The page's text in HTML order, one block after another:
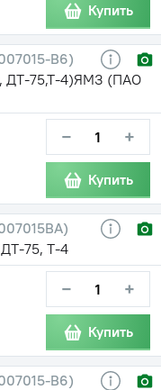
Купить
В6)
ДТ-75,Т-4)ЯМЗ (ПАО
− +
Купить
75, Т-4
− +
Купить
В6)